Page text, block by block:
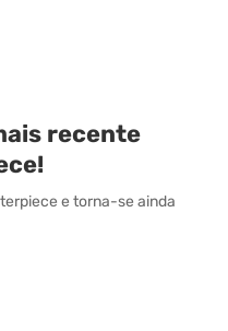
recente
e torna-se ainda